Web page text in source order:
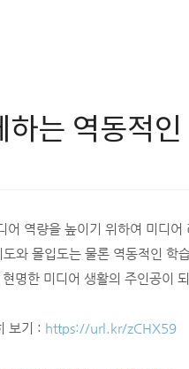
는 역동적인
역량을 높이기 위하여 미디어
와 몰입도는 물론 역동적인 학
명한 미디어 생활의 주인공이
보기 : https://url.kr/zCHX59